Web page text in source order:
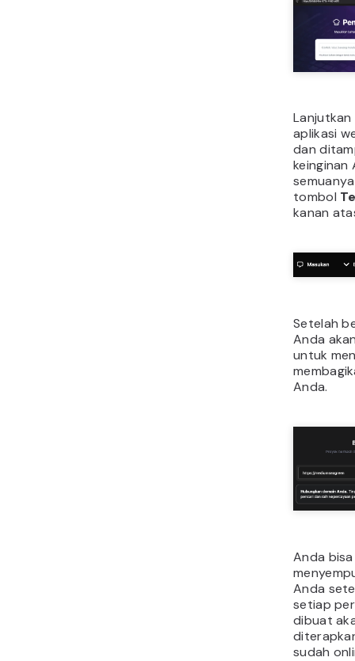
aplikasi
dan
keinginan
tombol
kanan
Setelah
Anda
untuk
Anda.
Anda
Anda
setiap
dibuat
sudah